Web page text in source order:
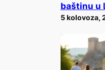
baštinu u
5 kolovoza,